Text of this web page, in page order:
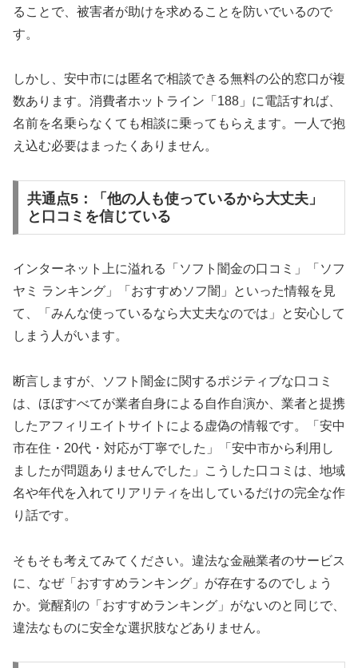
ることで、被害者が助けを求めることを防いでいるので
す。
しかし、安中市には匿名で相談できる無料の公的窓口が複
数あります。消費者ホットライン「188」に電話すれば、
名前を名乗らなくても相談に乗ってもらえます。一人で抱
え込む必要はまったくありません。
共通点5：「他の人も使っているから大丈夫」
と口コミを信じている
インターネット上に溢れる「ソフト闇金の口コミ」「ソフ
ヤミ ランキング」「おすすめソフ闇」といった情報を見
て、「みんな使っているなら大丈夫なのでは」と安心して
しまう人がいます。
断言しますが、ソフト闇金に関するポジティブな口コミ
は、ほぼすべてが業者自身による自作自演か、業者と提携
したアフィリエイトサイトによる虚偽の情報です。「安中
市在住・20代・対応が丁寧でした」「安中市から利用し
ましたが問題ありませんでした」こうした口コミは、地域
名や年代を入れてリアリティを出しているだけの完全な作
り話です。
そもそも考えてみてください。違法な金融業者のサービス
に、なぜ「おすすめランキング」が存在するのでしょう
か。覚醒剤の「おすすめランキング」がないのと同じで、
違法なものに安全な選択肢などありません。